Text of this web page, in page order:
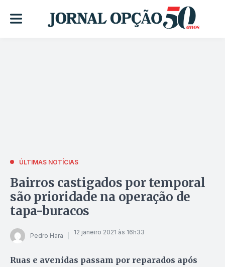
ÚLTIMAS NOTÍCIAS
Bairros castigados por temporal
são prioridade na operação de
tapa-buracos
Pedro Hara 12 janeiro 2021 às 16h33
Ruas e avenidas passam por reparados após